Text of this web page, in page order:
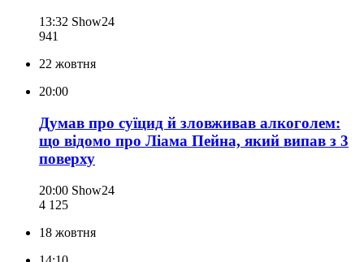
13:32 Show24
941
22 жовтня
20:00
Думав про суїцид й зловживав алкоголем:
що відомо про Ліама Пейна, який випав з 3
поверху
20:00 Show24
4 125
18 жовтня